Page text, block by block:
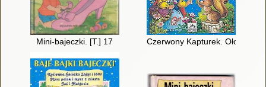
Mini-bajeczki. [T.] 17 Czerwony Kapturek. Ołowiany